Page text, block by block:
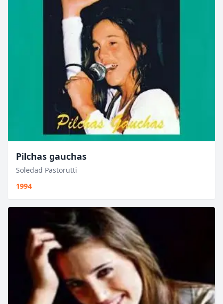
Pilchas gauchas
Soledad Pastorutti
1994